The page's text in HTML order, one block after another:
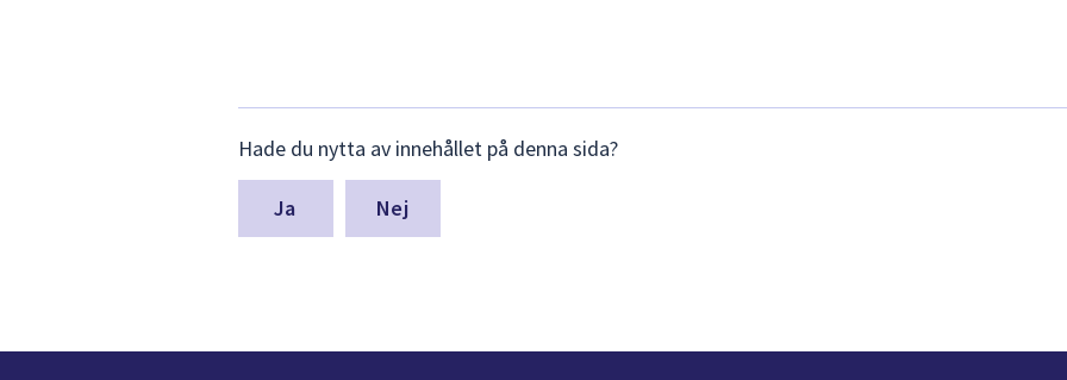
synpunkter
för
denna
Hade du nytta av innehållet på denna sida?
Nej